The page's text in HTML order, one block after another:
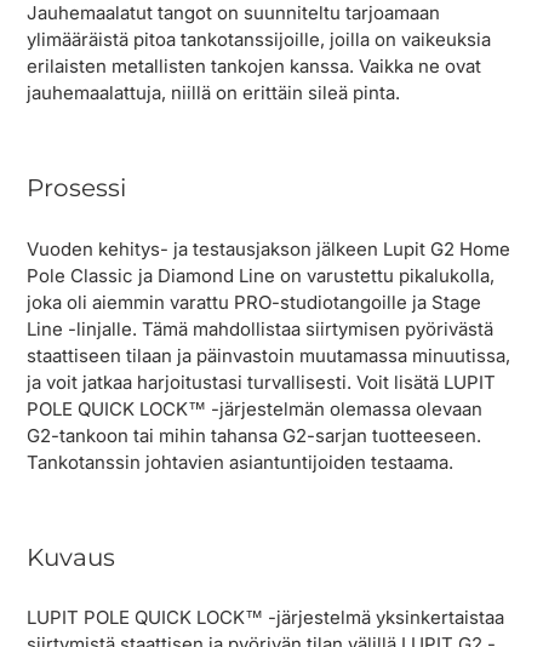
Jauhemaalatut tangot on suunniteltu tarjoamaan
ylimääräistä pitoa tankotanssijoille, joilla on vaikeuksia
erilaisten metallisten tankojen kanssa. Vaikka ne ovat
jauhemaalattuja, niillä on erittäin sileä pinta.
Prosessi
Vuoden kehitys- ja testausjakson jälkeen Lupit G2 Home
Pole Classic ja Diamond Line on varustettu pikalukolla,
joka oli aiemmin varattu PRO-studiotangoille ja Stage
Line -linjalle. Tämä mahdollistaa siirtymisen pyörivästä
staattiseen tilaan ja päinvastoin muutamassa minuutissa,
ja voit jatkaa harjoitustasi turvallisesti. Voit lisätä LUPIT
POLE QUICK LOCK™ -järjestelmän olemassa olevaan
G2-tankoon tai mihin tahansa G2-sarjan tuotteeseen.
Tankotanssin johtavien asiantuntijoiden testaama.
Kuvaus
LUPIT POLE QUICK LOCK™ -järjestelmä yksinkertaistaa